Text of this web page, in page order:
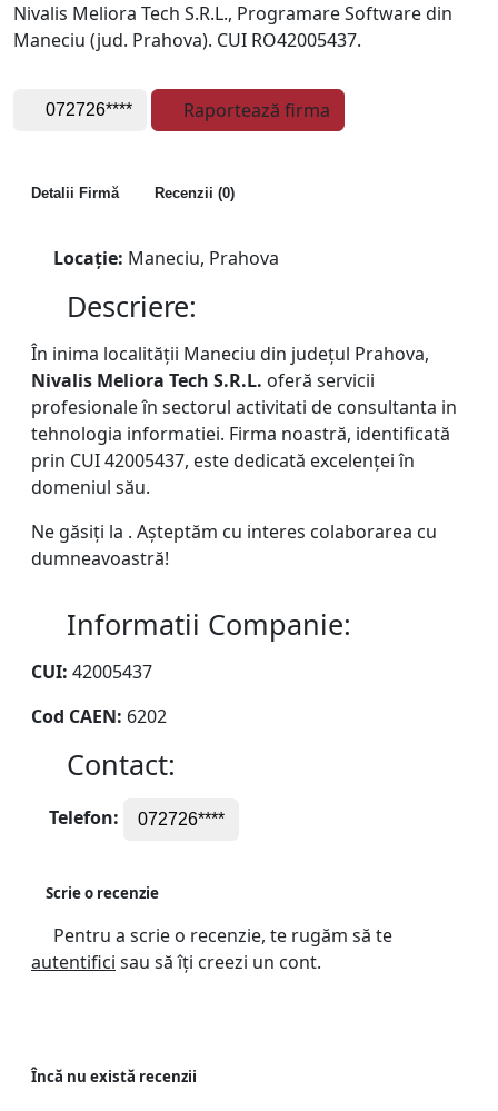
Nivalis Meliora Tech S.R.L., Programare Software din
Maneciu (jud. Prahova). CUI RO42005437.
072726**** Raportează firma
Detalii Firmă Recenzii (0)
Locație: Maneciu, Prahova
Descriere:
În inima localității Maneciu din județul Prahova,
Nivalis Meliora Tech S.R.L. oferă servicii
profesionale în sectorul activitati de consultanta in
tehnologia informatiei. Firma noastră, identificată
prin CUI 42005437, este dedicată excelenței în
domeniul său.
Ne găsiți la . Așteptăm cu interes colaborarea cu
dumneavoastră!
Informatii Companie:
CUI: 42005437
Cod CAEN: 6202
Contact:
Telefon: 072726****
Scrie o recenzie
Pentru a scrie o recenzie, te rugăm să te
autentifici sau să îți creezi un cont.
Încă nu există recenzii